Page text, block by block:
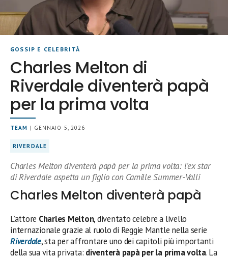
GOSSIP E CELEBRITÀ
Charles Melton di
Riverdale diventerà papà
per la prima volta
TEAM | GENNAIO 5, 2026
RIVERDALE
Charles Melton diventerà papà per la prima volta: l’ex star
di Riverdale aspetta un figlio con Camille Summer-Valli
Charles Melton diventerà papà
L’attore Charles Melton, diventato celebre a livello
internazionale grazie al ruolo di Reggie Mantle nella serie
Riverdale, sta per affrontare uno dei capitoli più importanti
della sua vita privata: diventerà papà per la prima volta. La